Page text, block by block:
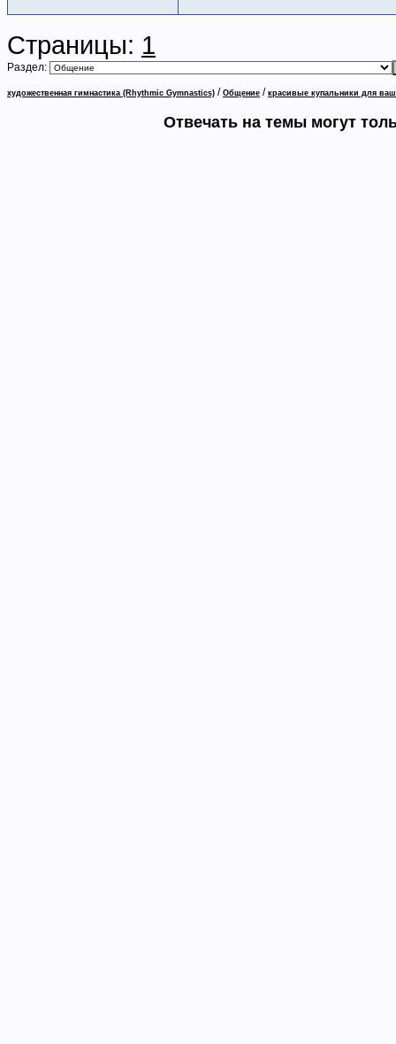
Страницы: 1
Раздел:
художественная гимнастика (Rhythmic Gymnastics) / Общение / красивые купальники для
Отвечать на темы могут